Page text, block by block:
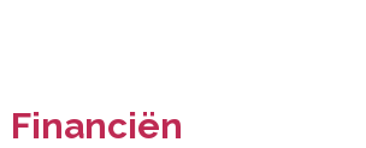
Financiën